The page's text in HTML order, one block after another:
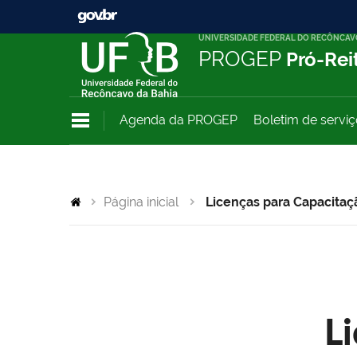
UNIVERSIDADE FEDERAL DO
PROGEP Pró-
Agenda da PROGEP Boletim de
Página inicial Licenças para